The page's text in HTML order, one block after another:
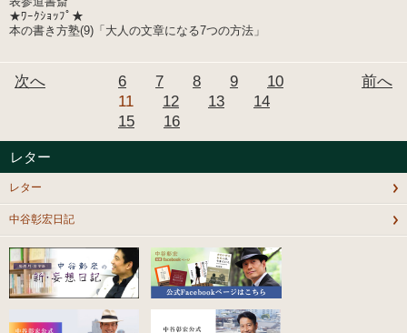
★ﾜｰｸｼｮｯﾌﾟ★
本の書き方塾(9)「大人の文章になる7つの方法」
前へ
6 7 8 9
10
11
12 13
14
15
16
次へ
レター
レター
中谷彰宏日記